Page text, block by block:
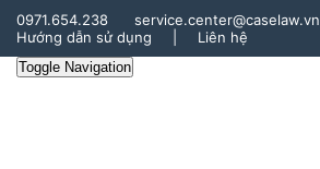
0971.654.238
service.center@caselaw.vn
Hướng dẫn sử dụng
Liên hệ
Toggle Navigation